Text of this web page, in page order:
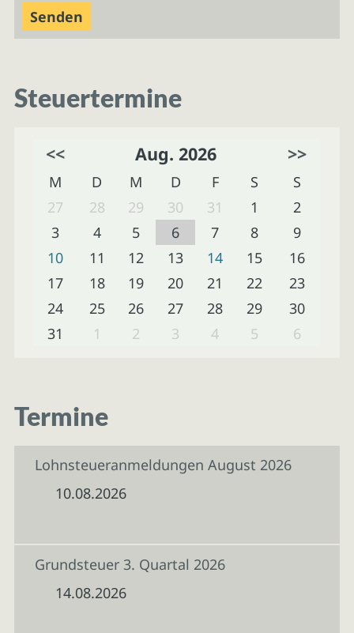
Steuertermine
<< Aug. 2026 >>
M D M D F S
S
27
28 29 30 31 1
2
3
4 5 6 7 8
9
10
11 12 13 14 15
16
17
18 19 20 21 22
23
24
25 26 27 28 29
30
31
1 2 3 4 5 6
Termine
Lohnsteueranmeldungen August 2026
10.08.2026
Grundsteuer 3. Quartal 2026
14.08.2026